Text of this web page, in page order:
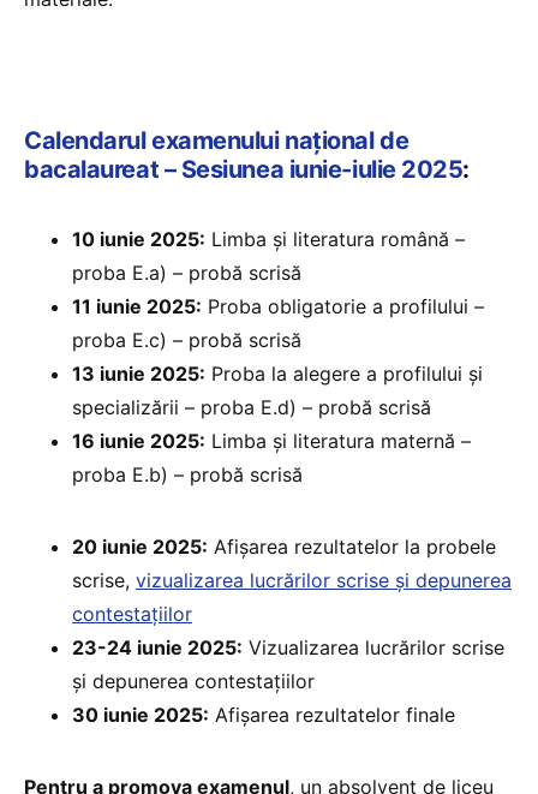
Calendarul examenului național de
bacalaureat – Sesiunea iunie-iulie 2025:
10 iunie 2025: Limba și literatura română –
proba E.a) – probă scrisă
11 iunie 2025: Proba obligatorie a profilului –
proba E.c) – probă scrisă
13 iunie 2025: Proba la alegere a profilului și
specializării – proba E.d) – probă scrisă
16 iunie 2025: Limba și literatura maternă –
proba E.b) – probă scrisă
20 iunie 2025: ⁠Afișarea rezultatelor la probele
scrise, vizualizarea lucrărilor scrise și depunerea
contestațiilor
23-24 iunie 2025: Vizualizarea lucrărilor scrise
și depunerea contestațiilor
30 iunie 2025: ⁠Afișarea rezultatelor finale
Pentru a promova examenul, un absolvent de liceu